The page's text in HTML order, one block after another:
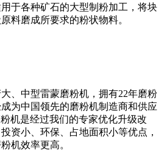
于各种矿石的大型制粉加工，将块
料磨成所要求的粉状物料。
、中型雷蒙磨粉机，拥有22年磨粉
为中国领先的磨粉机制造商和供应
机是经过我们的专家优化升级改
资小、环保、占地面积小等优点，
机效率更高。